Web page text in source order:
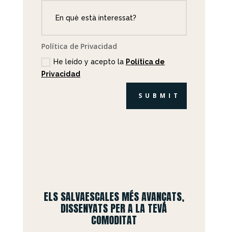
Política de Privacidad
He leído y acepto la Política de
Privacidad
SUBMIT
ELS SALVAESCALES MÉS AVANÇATS,
DISSENYATS PER A LA TEVA
COMODITAT